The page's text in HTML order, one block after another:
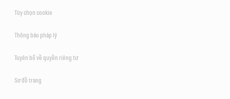
Tùy chọn cookie
Thông báo pháp lý
Tuyên bố về quyền riêng tư
Sơ đồ trang